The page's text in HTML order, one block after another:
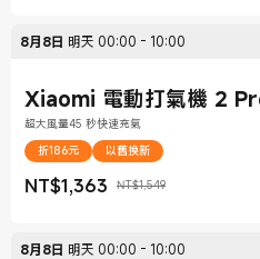
8月8日 明天 00:00 - 10:00
Xiaomi 電動打氣機 2
超大風量45 秒快速充氣
折186元
以舊換新
NT$1,363
現價 NT$1,363 NT$1,549
銷售價格 NT$1,549
8月8日 明天 00:00 - 10:00